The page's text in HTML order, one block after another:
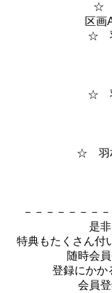
☆
区
☆
☆
☆ 羽
－－－－－－－
是
特典もたくさん付
随時会
登録にかか
会員